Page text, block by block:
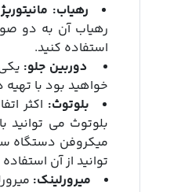
رهیاب: مانیتورپژو
رهیاب آن به دو
استفاده کنید.
دوربین جلو:
خواهید بود با
بلوتوث: اکثر
بلوتوث می
میکروفن دستگاه
توانید از آن
میرورلینک: